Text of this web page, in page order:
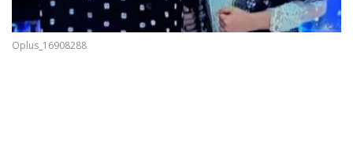
Oplus_16908288